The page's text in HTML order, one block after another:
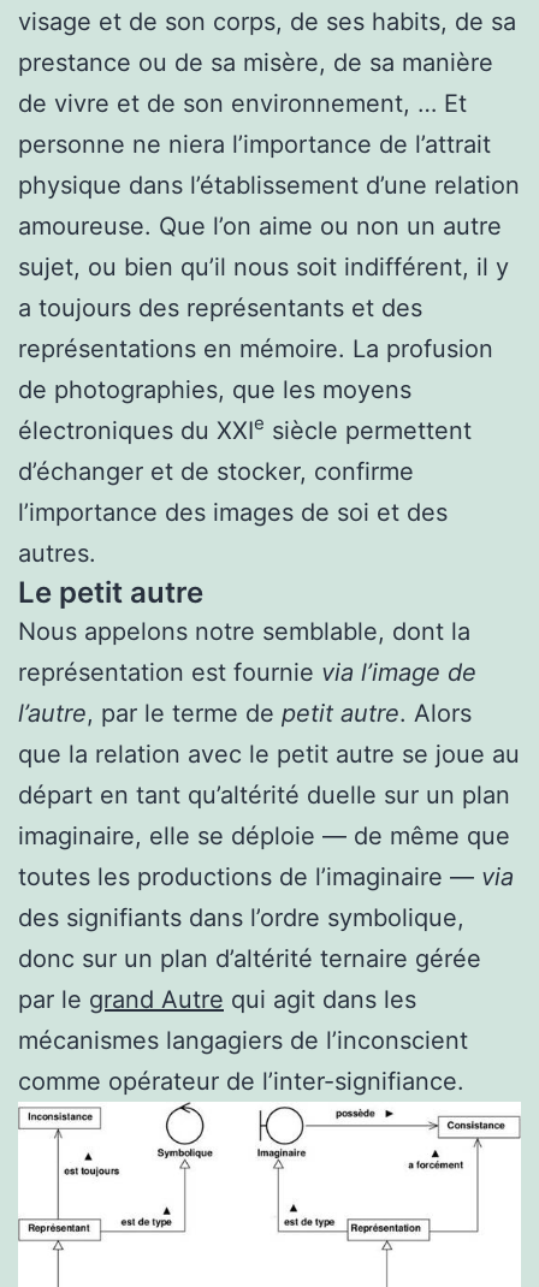
visage et de son corps, de ses habits, de sa
prestance ou de sa misère, de sa manière
de vivre et de son environnement, … Et
personne ne niera l’importance de l’attrait
physique dans l’établissement d’une relation
amoureuse. Que l’on aime ou non un autre
sujet, ou bien qu’il nous soit indifférent, il y
a toujours des représentants et des
représentations en mémoire. La profusion
de photographies, que les moyens
électroniques du XXIe siècle permettent
d’échanger et de stocker, confirme
l’importance des images de soi et des
autres.
Le petit autre
Nous appelons notre semblable, dont la
représentation est fournie via l’image de
l’autre, par le terme de petit autre. Alors
que la relation avec le petit autre se joue au
départ en tant qu’altérité duelle sur un plan
imaginaire, elle se déploie — de même que
toutes les productions de l’imaginaire — via
des signifiants dans l’ordre symbolique,
donc sur un plan d’altérité ternaire gérée
par le grand Autre qui agit dans les
mécanismes langagiers de l’inconscient
comme opérateur de l’inter-signifiance.